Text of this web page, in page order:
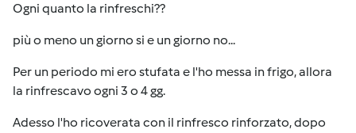
Ogni quanto la rinfreschi??
più o meno un giorno si e un giorno no...
Per un periodo mi ero stufata e l'ho messa in frigo, allora
la rinfrescavo ogni 3 o 4 gg.
Adesso l'ho ricoverata con il rinfresco rinforzato, dopo